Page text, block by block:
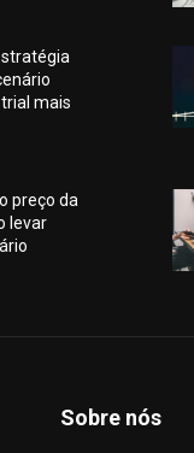
mais
preço da
levar
Sobre nós